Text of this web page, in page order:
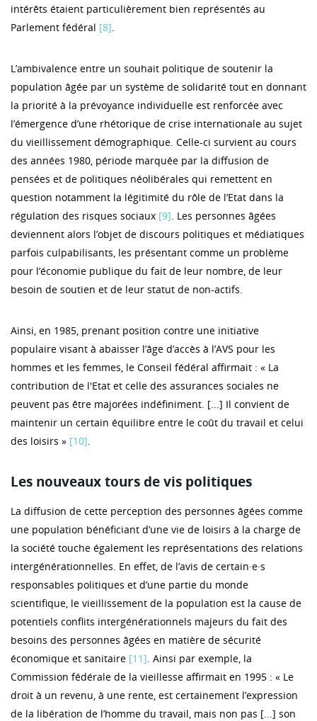
intérêts étaient particulièrement bien représentés au
Parlement fédéral [8].
L’ambivalence entre un souhait politique de soutenir la
population âgée par un système de solidarité tout en donnant
la priorité à la prévoyance individuelle est renforcée avec
l’émergence d’une rhétorique de crise internationale au sujet
du vieillissement démographique. Celle-ci survient au cours
des années 1980, période marquée par la diffusion de
pensées et de politiques néolibérales qui remettent en
question notamment la légitimité du rôle de l’Etat dans la
régulation des risques sociaux [9]. Les personnes âgées
deviennent alors l’objet de discours politiques et médiatiques
parfois culpabilisants, les présentant comme un problème
pour l’économie publique du fait de leur nombre, de leur
besoin de soutien et de leur statut de non-actifs.
Ainsi, en 1985, prenant position contre une initiative
populaire visant à abaisser l’âge d’accès à l’AVS pour les
hommes et les femmes, le Conseil fédéral affirmait : « La
contribution de l'Etat et celle des assurances sociales ne
peuvent pas être majorées indéfiniment. [...] Il convient de
maintenir un certain équilibre entre le coût du travail et celui
des loisirs » [10].
Les nouveaux tours de vis politiques
La diffusion de cette perception des personnes âgées comme
une population bénéficiant d’une vie de loisirs à la charge de
la société touche également les représentations des relations
intergénérationnelles. En effet, de l’avis de certain·e·s
responsables politiques et d’une partie du monde
scientifique, le vieillissement de la population est la cause de
potentiels conflits intergénérationnels majeurs du fait des
besoins des personnes âgées en matière de sécurité
économique et sanitaire [11]. Ainsi par exemple, la
Commission fédérale de la vieillesse affirmait en 1995 : « Le
droit à un revenu, à une rente, est certainement l’expression
de la libération de l’homme du travail, mais non pas [...] son